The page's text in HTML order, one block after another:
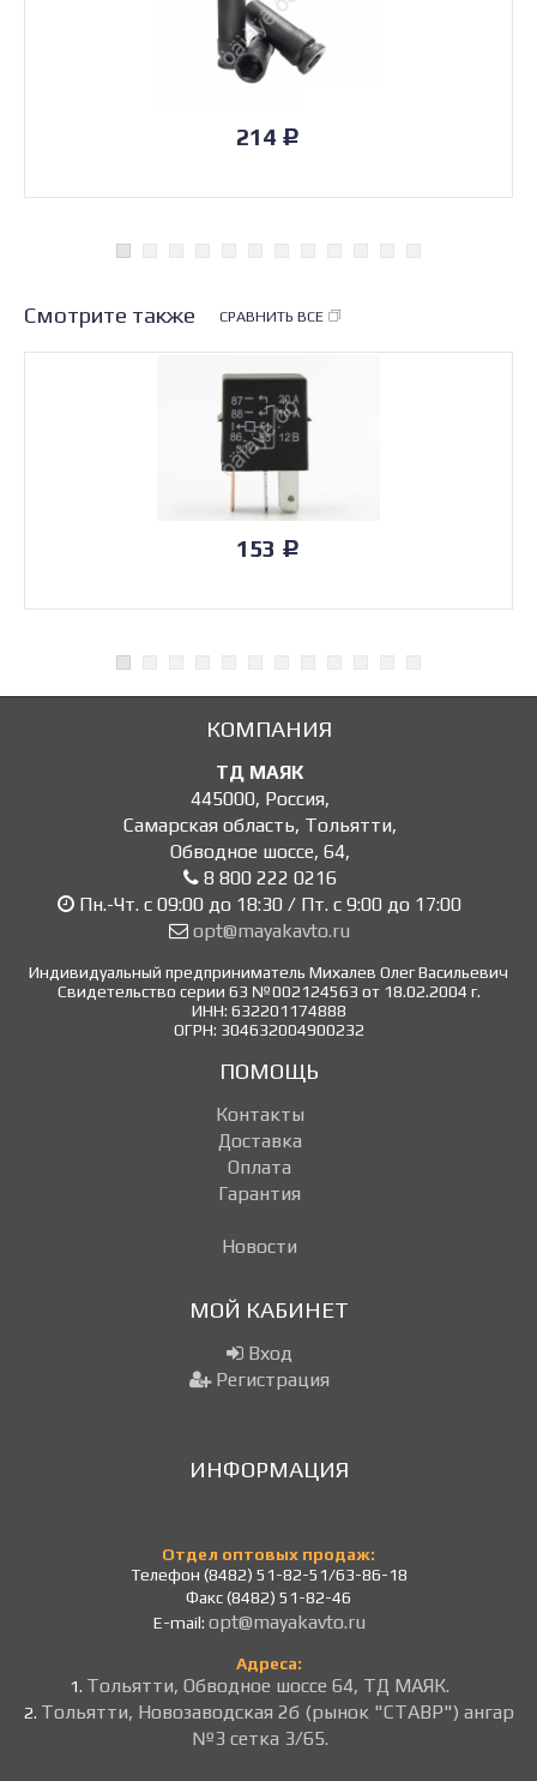
214 Р
Смотрите также СРАВНИТЬ ВСЕ
153 Р
КОМПАНИЯ
ТД МАЯК
445000, Россия,
Самарская область, Тольятти,
Обводное шоссе, 64,
8 800 222 0216
Пн.-Чт. с 09:00 до 18:30 / Пт. с 9:00 до 17:00
opt@mayakavto.ru
Индивидуальный предприниматель Михалев Олег Васильевич
Свидетельство серии 63 №002124563 от 18.02.2004 г.
ИНН: 632201174888
ОГРН: 304632004900232
ПОМОЩЬ
Контакты
Доставка
Оплата
Гарантия
Новости
МОЙ КАБИНЕТ
Вход
Регистрация
ИНФОРМАЦИЯ
Отдел оптовых продаж:
Телефон (8482) 51-82-51/63-86-18
Факс (8482) 51-82-46
E-mail: opt@mayakavto.ru
Адреса:
1. Тольятти, Обводное шоссе 64, ТД МАЯК.
2. Тольятти, Новозаводская 2б (рынок "СТАВР") ангар
№3 сетка 3/65.